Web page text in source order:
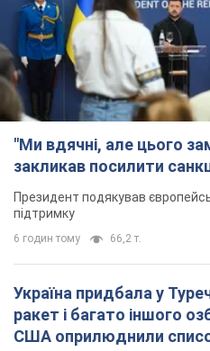
"Ми вдячні, але цього
закликав посилити
Президент подякував
підтримку
6 годин тому 66,2 т.
Україна придбала у
ракет і багато іншого
США оприлюднили